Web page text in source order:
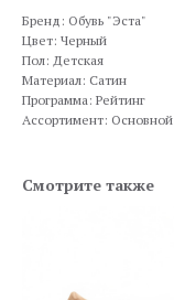
Бренд: Обувь "Эста"
Цвет: Черный
Пол: Детская
Материал: Сатин
Программа: Рейтинг
Ассортимент: Основной
Смотрите также